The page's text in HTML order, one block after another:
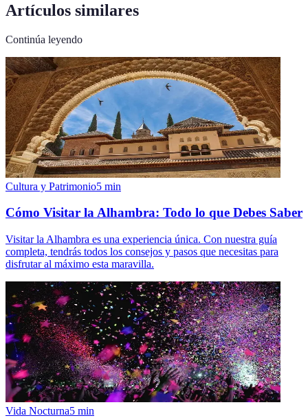
Artículos similares
Continúa leyendo
Cultura y Patrimonio5 min
Cómo Visitar la Alhambra: Todo lo que Debes Saber
Visitar la Alhambra es una experiencia única. Con nuestra guía
completa, tendrás todos los consejos y pasos que necesitas para
disfrutar al máximo esta maravilla.
Vida Nocturna5 min